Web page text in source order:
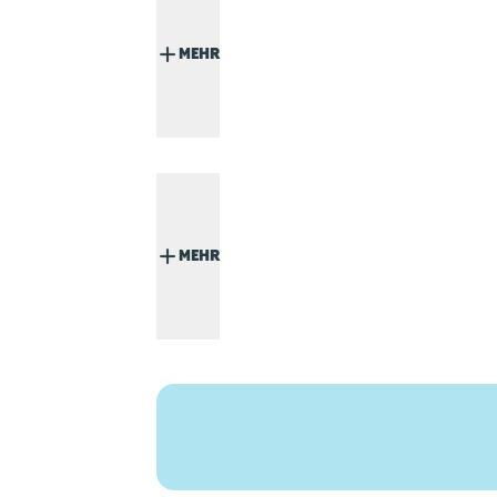
MEHR
MEHR